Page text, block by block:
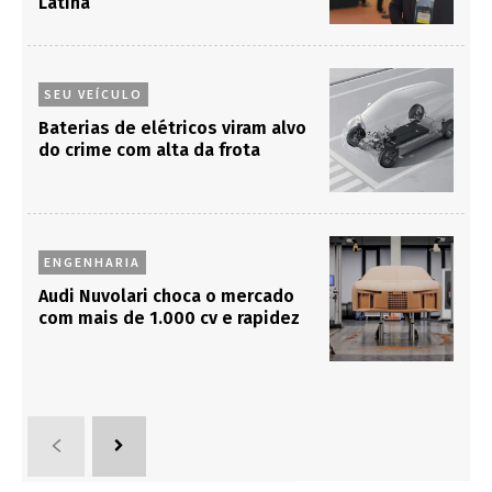
SEU VEÍCULO
Baterias de elétricos viram alvo
do crime com alta da frota
ENGENHARIA
Audi Nuvolari choca o mercado
com mais de 1.000 cv e rapidez